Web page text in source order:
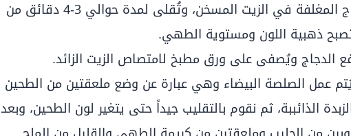
تُوضع شرائح الدجاج المغلفة في الزيت المسخن، وتُقلى لمدة حوالي 3-4 دقائق من
ذهبية اللون ومستوية الطهي.
الدجاج ويُصفى على ورق مطبخ لامتصاص الزيت الزائد.
عمل الصلصة البيضاء وهي عبارة عن وضع ملعقتين من الطحين
الذائببة، ثم نقوم بالتقليب جيداً حتى يتغير لون الطحين، وبعد